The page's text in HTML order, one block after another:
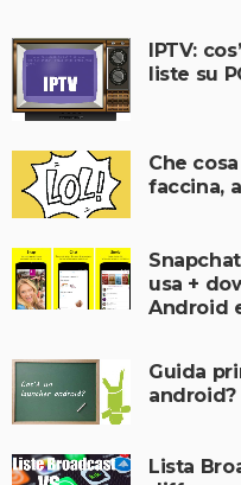
IPTV:
liste su
Che
faccina,
usa +
Android
Guida
android?
Lista